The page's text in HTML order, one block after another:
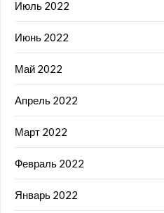
Июль 2022
Июнь 2022
Май 2022
Апрель 2022
Март 2022
Февраль 2022
Январь 2022